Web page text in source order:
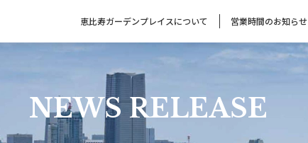
恵比寿ガーデンプレイスについて 営業時間のお知らせ
NEWS RELEASE